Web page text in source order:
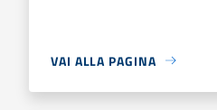
VAI ALLA PAGINA